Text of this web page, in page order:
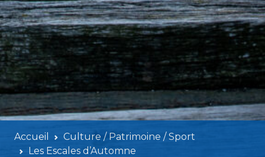
Accueil
Culture / Patrimoine / Sport
Les Escales d’Automne